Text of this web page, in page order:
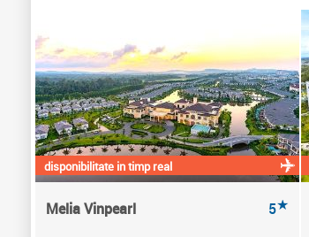
disponibilitate in timp real
Melia Vinpearl 5★